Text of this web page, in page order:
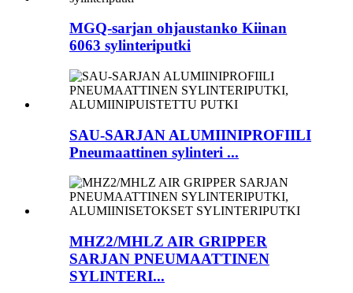
MGQ-sarjan ohjaustanko Kiinan
6063 sylinteriputki
SAU-SARJAN ALUMIINIPROFIILI
Pneumaattinen sylinteri ...
MHZ2/MHLZ AIR GRIPPER
SARJAN PNEUMAATTINEN
SYLINTERI...